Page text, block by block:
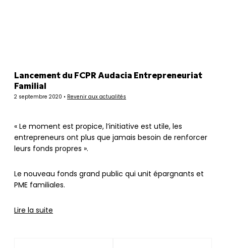
Lancement du FCPR Audacia Entrepreneuriat
Familial
2 septembre 2020 • Revenir aux actualités
« Le moment est propice, l’initiative est utile, les
entrepreneurs ont plus que jamais besoin de renforcer
leurs fonds propres ».
Le nouveau fonds grand public qui unit épargnants et
PME familiales.
Lire la suite